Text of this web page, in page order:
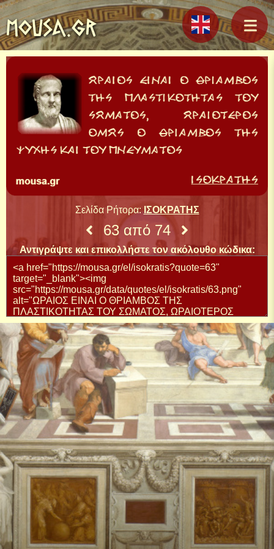
MOUSA.GR
Σελίδα Ρήτορα: ΙΣΟΚΡΑΤΗΣ
63 από 74
Αντιγράψτε και επικολλήστε τον ακόλουθο κώδικα: